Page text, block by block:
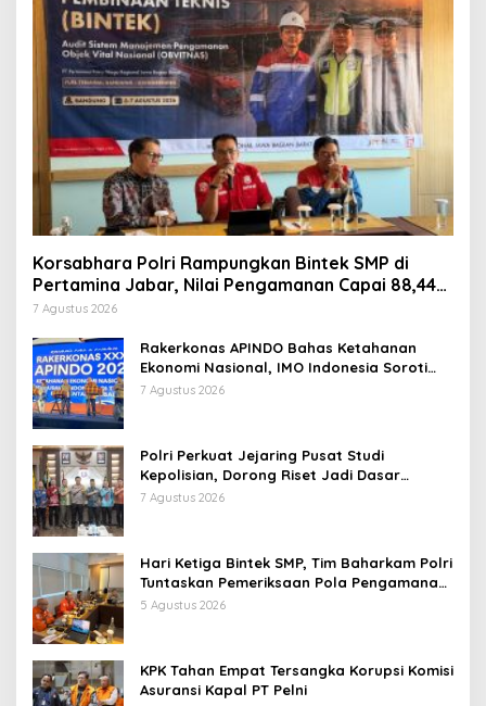
Korsabhara Polri Rampungkan Bintek SMP di
Pertamina Jabar, Nilai Pengamanan Capai 88,44
Persen
7 Agustus 2026
Rakerkonas APINDO Bahas Ketahanan
Ekonomi Nasional, IMO Indonesia Soroti
Pentingnya Kolaborasi Lintas Sektor
7 Agustus 2026
Polri Perkuat Jejaring Pusat Studi
Kepolisian, Dorong Riset Jadi Dasar
Kebijakan dan Inovasi
7 Agustus 2026
Hari Ketiga Bintek SMP, Tim Baharkam Polri
Tuntaskan Pemeriksaan Pola Pengamanan
Pertamina Patra Niaga Jabar
5 Agustus 2026
KPK Tahan Empat Tersangka Korupsi Komisi
Asuransi Kapal PT Pelni